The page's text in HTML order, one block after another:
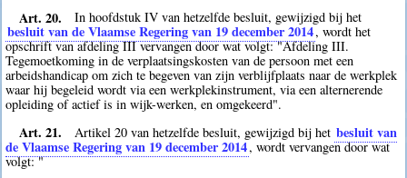
Art. 20. In hoofdstuk IV van hetzelfde besluit, gewijzigd bij het
besluit van de Vlaamse Regering van 19 december 2014, wordt het
opschrift van afdeling III vervangen door wat volgt: "Afdeling III.
Tegemoetkoming in de verplaatsingskosten van de persoon met een
arbeidshandicap om zich te begeven van zijn verblijfplaats naar de werkplek
waar hij begeleid wordt via een werkplekinstrument, via een alternerende
opleiding of actief is in wijk-werken, en omgekeerd".
Art. 21. Artikel 20 van hetzelfde besluit, gewijzigd bij het besluit van
de Vlaamse Regering van 19 december 2014, wordt vervangen door wat
volgt: "